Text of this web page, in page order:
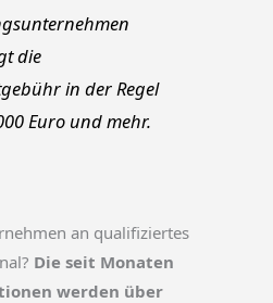
die
in der Regel
Euro und mehr.
an qualifiziertes
Die seit Monaten
werden über